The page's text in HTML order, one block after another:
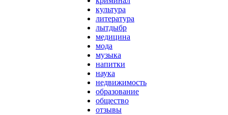
культура
литература
лытдыбр
медицина
мода
музыка
напитки
наука
недвижимость
образование
общество
отзывы